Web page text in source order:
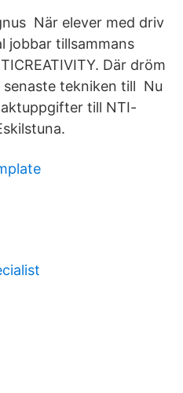
När elever med driv
jobbar tillsammans
Där dröm
tekniken till Nu
till NTI-